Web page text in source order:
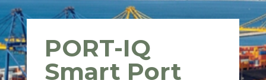
PORT-IQ
Smart Port